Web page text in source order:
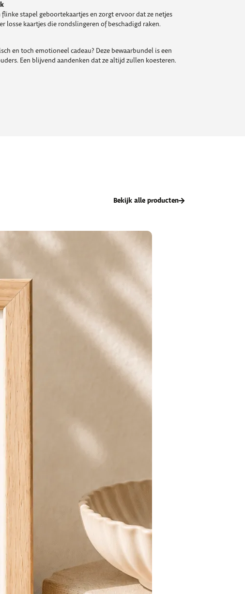
stapel geboortekaartjes en zorgt ervoor dat ze netjes
losse kaartjes die rondslingeren of beschadigd raken.
en toch emotioneel cadeau? Deze bewaarbundel is een
Een blijvend aandenken dat ze altijd zullen koesteren.
Bekijk alle producten